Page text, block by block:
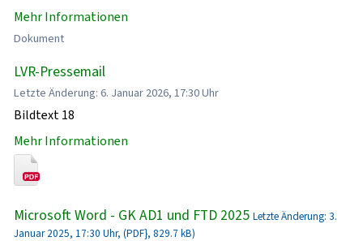
Mehr Informationen
Dokument
LVR-Pressemail
Letzte Änderung: 6. Januar 2026, 17:30 Uhr
Bildtext 18
Mehr Informationen
Microsoft Word - GK AD1 und FTD 2025 Letzte Änderung: 3.
Januar 2025, 17:30 Uhr, (PDF}, 829.7 kB)